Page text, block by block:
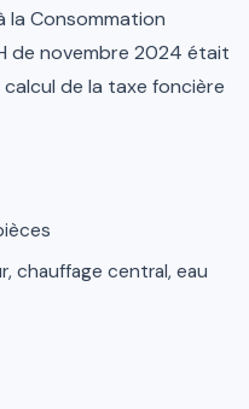
la Consommation
de novembre 2024 était
calcul de la taxe foncière
chauffage central, eau